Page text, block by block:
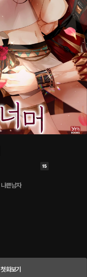
나쁜남자
첫화보기